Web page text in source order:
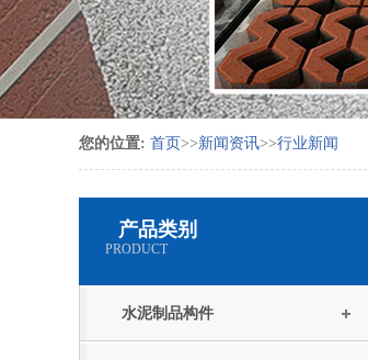
您的位置: 首页>>新闻资讯>>行业新闻
产品类别
PRODUCT
水泥制品构件